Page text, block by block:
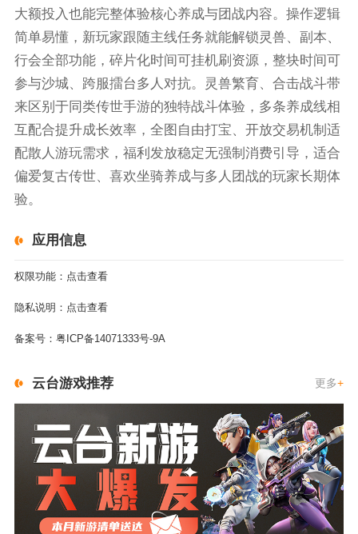
大额投入也能完整体验核心养成与团战内容。操作逻辑
简单易懂，新玩家跟随主线任务就能解锁灵兽、副本、
行会全部功能，碎片化时间可挂机刷资源，整块时间可
参与沙城、跨服擂台多人对抗。灵兽繁育、合击战斗带
来区别于同类传世手游的独特战斗体验，多条养成线相
互配合提升成长效率，全图自由打宝、开放交易机制适
配散人游玩需求，福利发放稳定无强制消费引导，适合
偏爱复古传世、喜欢坐骑养成与多人团战的玩家长期体
验。
应用信息
权限功能： 点击查看
隐私说明： 点击查看
备案号： 粤ICP备14071333号-9A
云台游戏推荐 更多+